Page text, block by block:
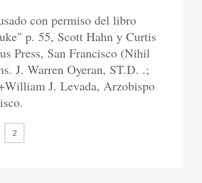
con permiso del libro
p. 55, Scott Hahn y Curtis
Press, San Francisco (Nihil
J. Warren Oyeran, ST.D. .;
J. Levada, Arzobispo
2